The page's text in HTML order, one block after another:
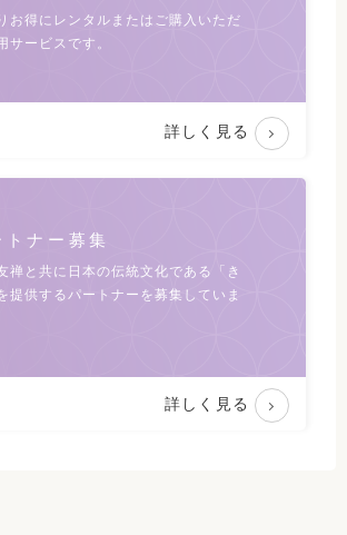
お得にレンタルまたは ご購入いただ
サービスです。
詳しく見る
ナー募集
禅と共に日本の伝統文化である
「き
提供するパートナーを募集していま
詳しく見る